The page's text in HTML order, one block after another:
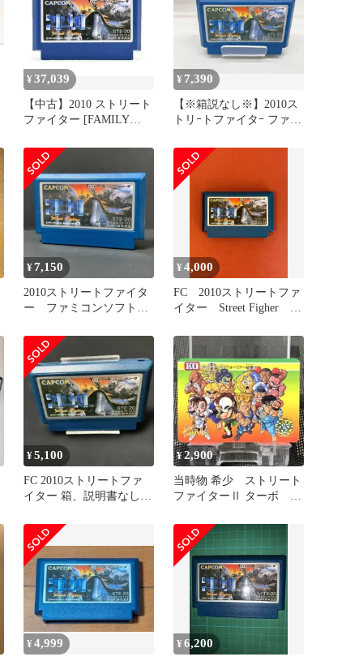
¥37,039
【中古】2010 ストリート
ファイター [FAMILY
¥ 7,390
【※箱説なし※】2010ス
トリｰトファイタｰ ファミ
¥7,150
2010ストリートファイタ
ー ファミコンソフト
¥4,000
FC 2010ストリートファ
イター Street Figher フ
¥5,100
FC 2010ストリートファ
イター 箱、説明書なし
¥2,900
当時物 希少 ストリート
ファイターⅡ ターボ カ
コン
¥4,999 ¥6,200